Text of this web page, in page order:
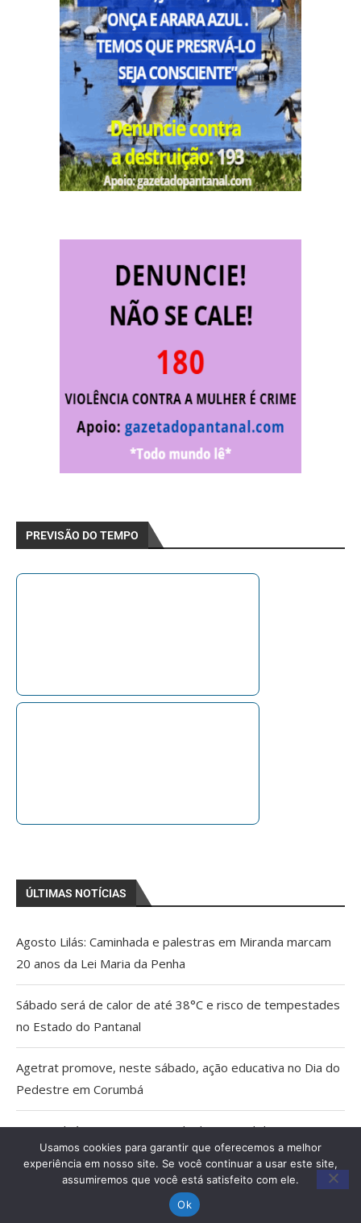
PREVISÃO DO TEMPO
ÚLTIMAS NOTÍCIAS
Agosto Lilás: Caminhada e palestras em Miranda marcam
20 anos da Lei Maria da Penha
Sábado será de calor de até 38°C e risco de tempestades
no Estado do Pantanal
Agetrat promove, neste sábado, ação educativa no Dia do
Pedestre em Corumbá
AGU pedirá na Justiça a retirada do Discord do ar
Pais estão menos presentes na criação de filhos, aponta
Usamos cookies para garantir que oferecemos a melhor
experiência em nosso site. Se você continuar a usar este site,
assumiremos que você está satisfeito com ele.
Ok